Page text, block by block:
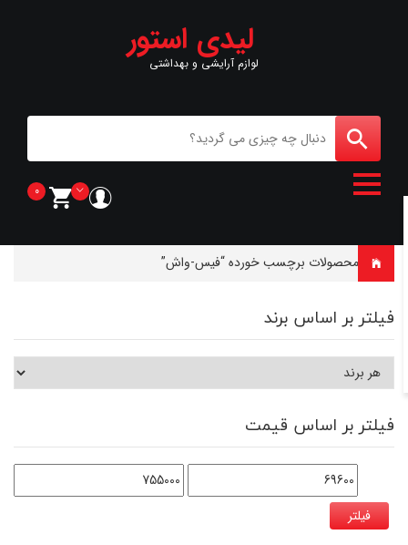
لیدی استور
لوازم آرایشی و بهداشتی
0
خانه محصولات برچسب خورده “فیس-واش”
فیلتر بر اساس برند
فیلتر بر اساس قیمت
فیلتر